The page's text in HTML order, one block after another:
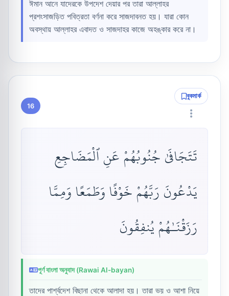
ঈমান আনে যাদেরকে উপদেশ দেয়ার পর তারা আল্লাহর
প্রশংসাজড়িত পবিত্রতা বর্ণনা করে সাজদাবনত হয়। যারা কোন
অবস্থায় আল্লাহর এবাদত ও সাজদাহর কাজে অহঙ্কার করে না।
16
বুকমার্ক
تَتَجَافَىٰ جُنُوبُهُمْ عَنِ ٱلْمَضَاجِعِ
يَدْعُونَ رَبَّهُمْ خَوْفًا وَطَمَعًا وَمِمَّا
رَزَقْنَـٰهُمْ يُنفِقُونَ
পূর্ণ বাংলা অনুবাদ (Rawai Al-bayan)
তাদের পার্শ্বদেশ বিছানা থেকে আলাদা হয়। তারা ভয় ও আশা নিয়ে